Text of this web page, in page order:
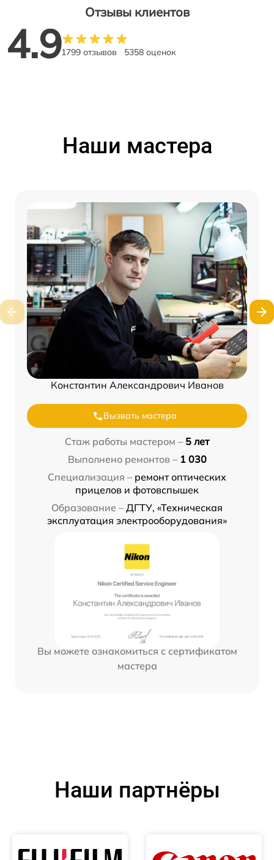
Отзывы клиентов
4.91799 отзывов 5358 оценок
Наши мастера
Константин Александрович Иванов
Вызвать мастера
Стаж работы мастером – 5 лет
Выполнено ремонтов – 1 030
Специализация – ремонт оптических
прицелов и фотовспышек
Образование – ДГТУ, «Техническая
эксплуатация электрооборудования»
Вы можете ознакомиться с сертификатом
мастера
Наши партнёры